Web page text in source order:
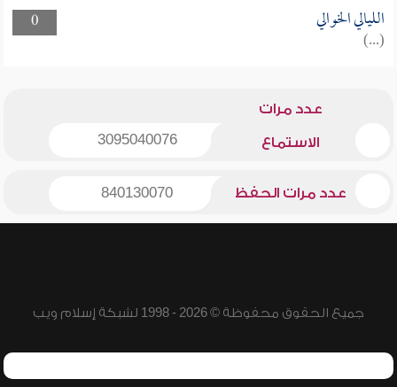
0
الليالي الخوالي
(...)
عدد مرات
الاستماع 3095040076
عدد مرات الحفظ 840130070
جميع الحقوق محفوظة © 2026 - 1998 لشبكة إسلام ويب